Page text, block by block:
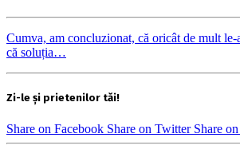
Cumva, am concluzionat, că oricât de mult
că soluția…
Zi-le și prietenilor tăi!
Share on Facebook Share on Twitter Share